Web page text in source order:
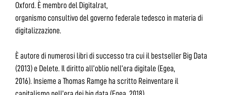
Oxford. È membro del Digitalrat,
organismo consultivo del governo federale tedesco in materia di
digitalizzazione.
È autore di numerosi libri di successo tra cui il bestseller Big Data
(2013) e Delete. Il diritto all’oblio nell’era digitale (Egea,
2016). Insieme a Thomas Ramge ha scritto Reinventare il